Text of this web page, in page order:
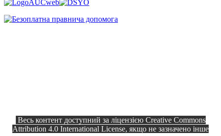
Весь контент доступний за ліцензією Creative Commons
Attribution 4.0 International License, якщо не зазначено інше